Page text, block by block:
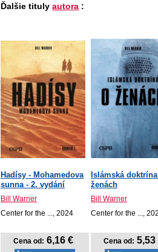
Ďalšie tituly autora :
Hadísy - Mohamedova
sunna - 2. vydání
Bill Warner
Center for the ..., 2024
Cena od: 6,16 €
Islámská
ženách
Bill Warner
Center for the ...,
Cena od: 5,53